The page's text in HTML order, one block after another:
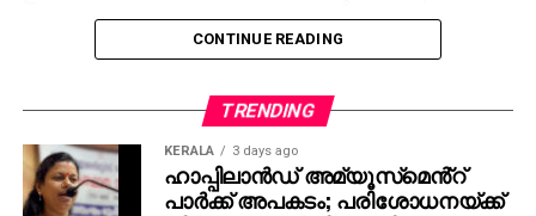
പിന്നോക്ക വിഭാഗങ്ങള്‍ക്കുള്ള പ്രത്യേക പിന്തുണ
എന്നിവയും സര്‍ക്കാരിന്റെ മുന്‍ഗണനാ പട്ടികയിലുണ്ട്.
CONTINUE READING
TRENDING
KERALA 3 days ago
ഹാപ്പിലാന്‍ഡ് അമ്യൂസ്‌മെൻ്റ്
പാര്‍ക്ക് അപകടം; പരിശോധനയ്ക്ക്